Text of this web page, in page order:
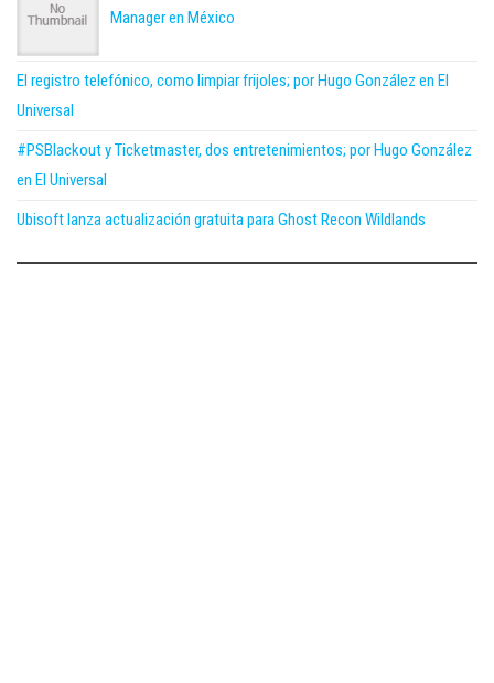
Manager en México
El registro telefónico, como limpiar frijoles; por Hugo González en El
Universal
#PSBlackout y Ticketmaster, dos entretenimientos; por Hugo González
en El Universal
Ubisoft lanza actualización gratuita para Ghost Recon Wildlands